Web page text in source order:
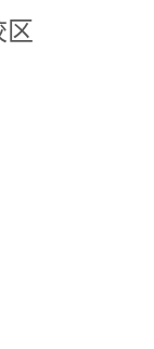
区